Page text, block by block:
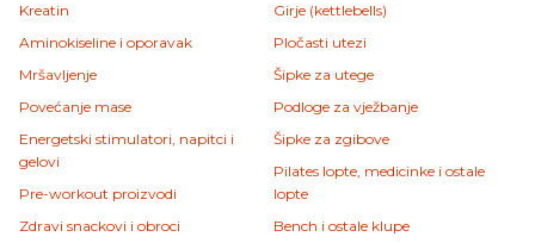
Kreatin
Aminokiseline i oporavak
Mršavljenje
Povećanje mase
Energetski stimulatori, napitci i
gelovi
Pre-workout proizvodi
Zdravi snackovi i obroci
Girje (kettlebells)
Pločasti utezi
Šipke za utege
Podloge za vježbanje
Šipke za zgibove
Pilates lopte, medicinke i ostale
lopte
Bench i ostale klupe